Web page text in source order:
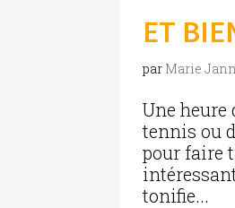
ET
par Marie
Une heure
tennis ou
pour faire
tonifie...